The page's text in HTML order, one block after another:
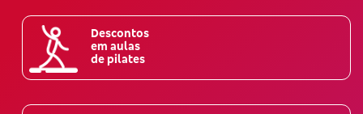
Descontos
em aulas
de pilates